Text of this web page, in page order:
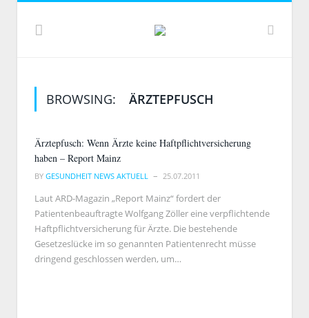
BROWSING: ÄRZTEPFUSCH
Ärztepfusch: Wenn Ärzte keine Haftpflichtversicherung
haben – Report Mainz
BY GESUNDHEIT NEWS AKTUELL 25.07.2011
Laut ARD-Magazin „Report Mainz“ fordert der
Patientenbeauftragte Wolfgang Zöller eine verpflichtende
Haftpflichtversicherung für Ärzte. Die bestehende
Gesetzeslücke im so genannten Patientenrecht müsse
dringend geschlossen werden, um…